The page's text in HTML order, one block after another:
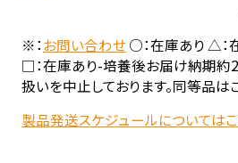
※：お問い合わせ○：在庫あり △：
□：在庫あり-培養後お届け納期約
扱いを中止しております。同等品は
製品発送スケジュールについては